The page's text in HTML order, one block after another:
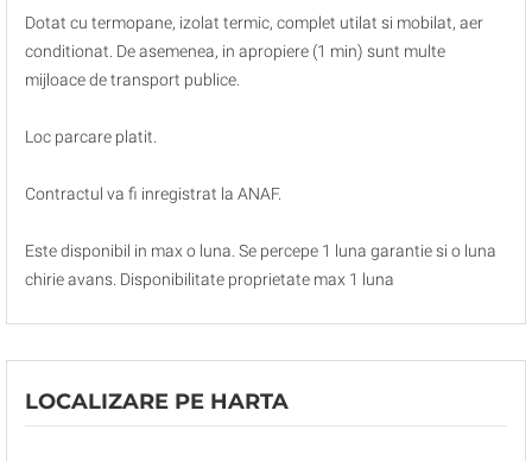
Dotat cu termopane, izolat termic, complet utilat si mobilat, aer
conditionat. De asemenea, in apropiere (1 min) sunt multe
mijloace de transport publice.
Loc parcare platit.
Contractul va fi inregistrat la ANAF.
Este disponibil in max o luna. Se percepe 1 luna garantie si o luna
chirie avans. Disponibilitate proprietate max 1 luna
LOCALIZARE PE HARTA